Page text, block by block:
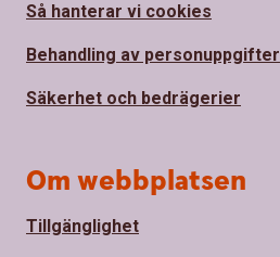
Så hanterar vi cookies
Behandling av personuppgifter
Säkerhet och bedrägerier
Om webbplatsen
Tillgänglighet